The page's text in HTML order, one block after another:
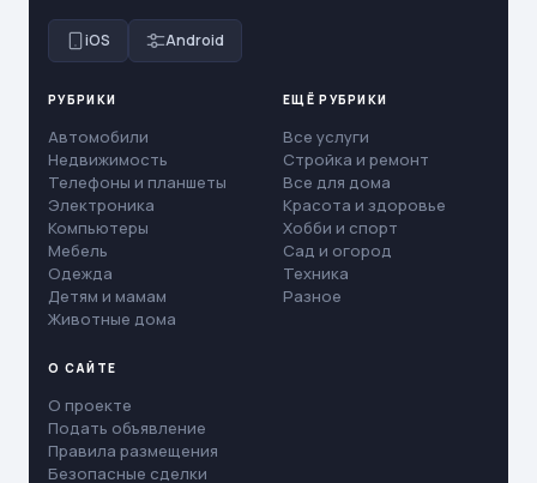
iOS Android
РУБРИКИ
Автомобили
Недвижимость
Телефоны и планшеты
Электроника
Компьютеры
Мебель
Одежда
Детям и мамам
Животные дома
ЕЩЁ РУБРИКИ
Все услуги
Стройка и ремонт
Все для дома
Красота и здоровье
Хобби и спорт
Сад и огород
Техника
Разное
О САЙТЕ
О проекте
Подать объявление
Правила размещения
Безопасные сделки